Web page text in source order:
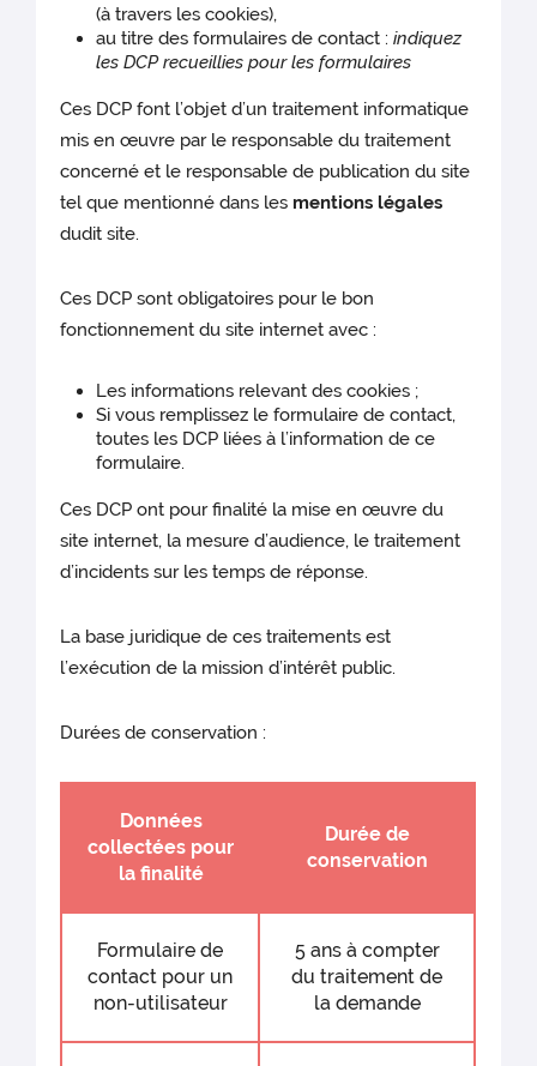
(à travers les cookies),
au titre des formulaires de contact :indiquez
les DCP recueillies pour les formulaires
Ces DCP font l’objet d’un traitement informatique
mis en œuvre par le responsable du traitement
concerné et le responsable de publication du site
tel que mentionné dans les mentions légales
dudit site.
Ces DCP sont obligatoires pour le bon
fonctionnement du site internet avec :
Les informations relevant des cookies ;
Si vous remplissez le formulaire de contact,
toutes les DCP liées à l’information de ce
formulaire.
Ces DCP ont pour finalité la mise en œuvre du
site internet, la mesure d’audience, le traitement
d’incidents sur les temps de réponse.
La base juridique de ces traitements est
l’exécution de la mission d’intérêt public.
Durées de conservation :
Données
collectées pour
la finalité
Durée de
conservation
Formulaire de
contact pour un
non-utilisateur
5 ans à compter
du traitement de
la demande